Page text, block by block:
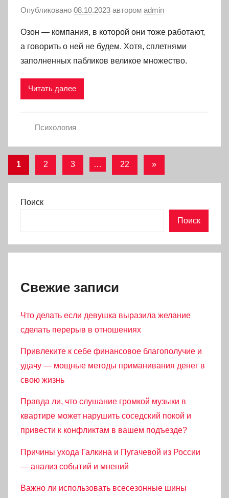
Опубликовано 08.10.2023 автором admin
Озон — компания, в которой они тоже работают,
а говорить о ней не будем. Хотя, сплетнями
заполненных пабликов великое множество.
Читать далее
Психология
Навигация
по
записям
1 2 3 … 22
Следующие
»
Поиск
Поиск
Свежие записи
Что делать если девушка выразила желание
сделать перерыв в отношениях
Привлеките к себе финансовое благополучие и
удачу — мощные методы приманивания денег в
свою жизнь
Правда ли, что слушание громкой музыки в
квартире может нарушить соседский покой и
привести к конфликтам в вашем подъезде?
Причины ухода Галкина и Пугачевой из России
— анализ событий и мнений
Важно ли использовать всесезонные шины